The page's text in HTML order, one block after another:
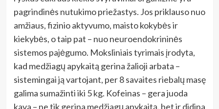
pagrindinės nutukimo priežastys. Jos priklauso nuo
amžiaus, fizinio aktyvumo, maisto kokybės ir
kiekybės, o taip pat – nuo neuroendokrininės
sistemos pajėgumo. Moksliniais tyrimais įrodyta,
kad medžiagų apykaitą gerina žalioji arbata –
sistemingai ją vartojant, per 8 savaites riebalų masę
galima sumažinti iki 5 kg. Kofeinas – gera juoda
kava – ne tik gerina medžiagų apykaitą, bet ir didina